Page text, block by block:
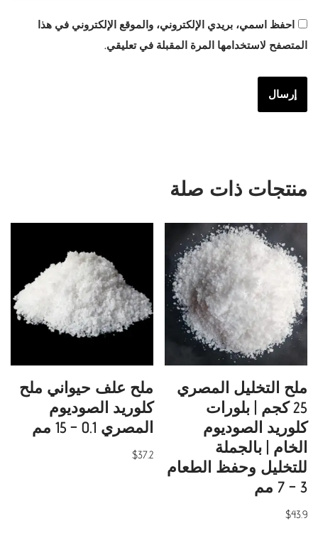
احفظ اسمي، بريدي الإلكتروني، والموقع الإلكتروني في هذا
المتصفح لاستخدامها المرة المقبلة في تعليقي.
منتجات ذات صلة
ملح التخليل المصري
25 كجم | بلورات
كلوريد الصوديوم
الخام | بالجملة
للتخليل وحفظ الطعام
3 – 7 مم
$43.9
ملح علف حيواني ملح
كلوريد الصوديوم
المصري 0.1 – 15 مم
$37.2